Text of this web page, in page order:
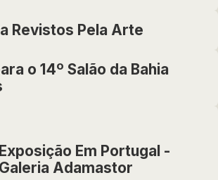
Revistos Pela Arte
o 14º Salão da Bahia
Exposição Em Portugal -
Galeria Adamastor